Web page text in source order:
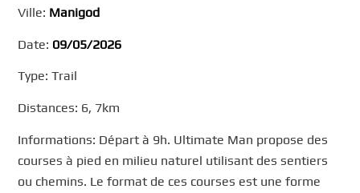
Ville: Manigod
Date: 09/05/2026
Type: Trail
Distances: 6, 7km
Informations: Départ à 9h. Ultimate Man propose des
courses à pied en milieu naturel utilisant des sentiers
ou chemins. Le format de ces courses est une forme